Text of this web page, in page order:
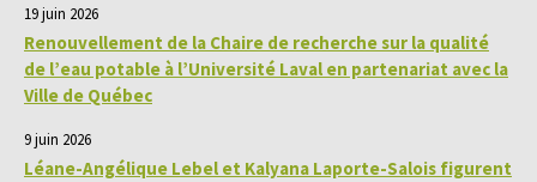
19 juin 2026
Renouvellement de la Chaire de recherche sur la qualité
de l’eau potable à l’Université Laval en partenariat avec la
Ville de Québec
9 juin 2026
Léane-Angélique Lebel et Kalyana Laporte-Salois figurent